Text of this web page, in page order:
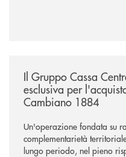
comuni e sulla prossimità
Il Gruppo Cassa
esclusiva per
Cambiano 1884
Un'operazione fondata su
complementarietà
lungo periodo, nel pieno